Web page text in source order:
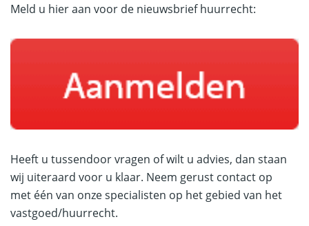
Meld u hier aan voor de nieuwsbrief huurrecht:
Heeft u tussendoor vragen of wilt u advies, dan staan
wij uiteraard voor u klaar. Neem gerust contact op
met één van onze specialisten op het gebied van het
vastgoed/huurrecht.